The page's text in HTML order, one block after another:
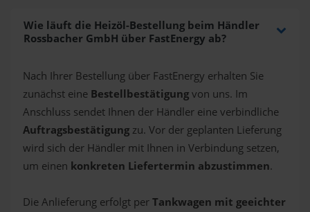
Wie läuft die Heizöl-Bestellung beim Händler
Rossbacher GmbH über FastEnergy ab?
Nach Ihrer Bestellung über FastEnergy erhalten Sie
zunächst eine Bestellbestätigungvon uns. Im
Anschluss sendet Ihnen der Händler eine verbindliche
Auftragsbestätigungzu. Vor der geplanten Lieferung
wird sich der Händler mit Ihnen in Verbindung setzen,
um einen konkreten Liefertermin abzustimmen.
Die Anlieferung erfolgt perTankwagen mit geeichter